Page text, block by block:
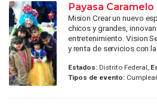
Payasa Caramelo
Mision Crear un nuevo
chicos y grandes,
entretenimiento. Vision
y renta de servicios con la
Estados:Distrito Federal,
Tipos de evento: